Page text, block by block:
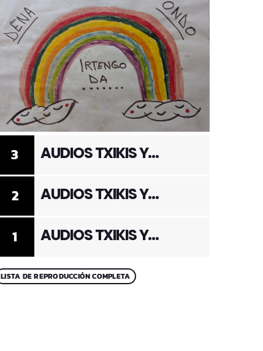
1 AUDIOS TXIKIS Y
2 AUDIOS TXIKIS Y
3 AUDIOS TXIKIS Y
LISTA DE REPRODUCCIÓN COMPLETA